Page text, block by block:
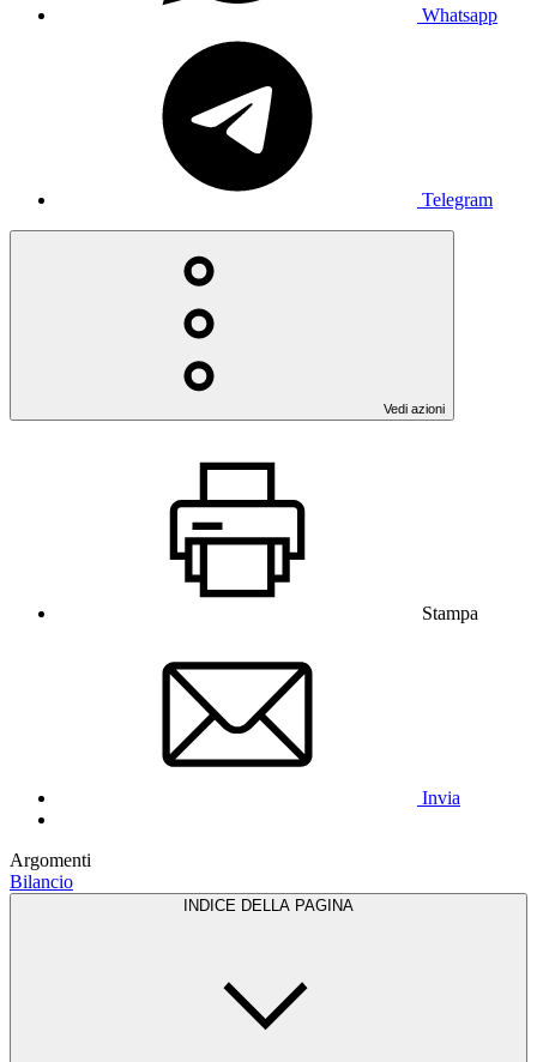
Whatsapp
Telegram
Vedi azioni
Stampa
Invia
Argomenti
Bilancio
INDICE DELLA PAGINA